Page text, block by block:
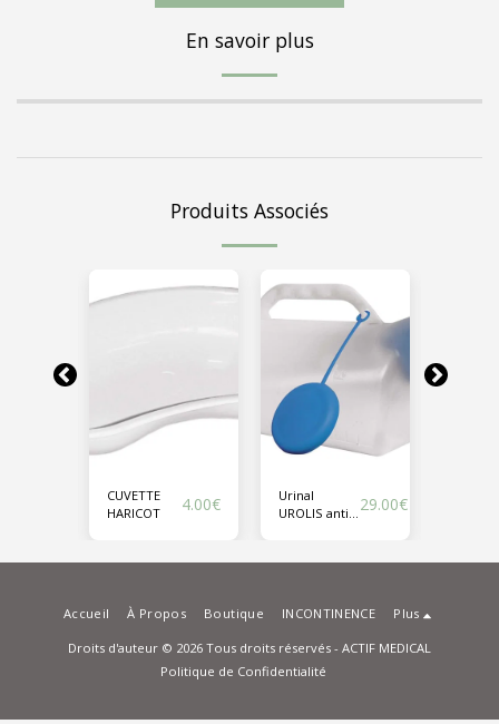
En savoir plus
Produits Associés
CUVETTE
HARICOT
4.00€
Urinal
UROLIS anti-
29.00€
Accueil À Propos Boutique INCONTINENCE Plus
Droits d'auteur © 2026 Tous droits réservés - ACTIF MEDICAL
Politique de Confidentialité